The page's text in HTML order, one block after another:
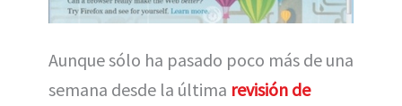
Aunque sólo ha pasado poco más de una
semana desde la última revisión de